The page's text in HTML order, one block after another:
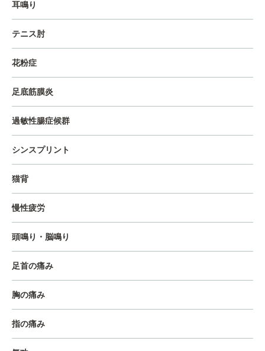
耳鳴り
テニス肘
花粉症
足底筋膜炎
過敏性腸症候群
シンスプリント
猫背
慢性疲労
頭鳴り・脳鳴り
足首の痛み
胸の痛み
指の痛み